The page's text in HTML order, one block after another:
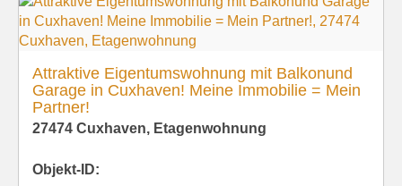
Attraktive Eigentumswohnung mit Balkonund
Garage in Cuxhaven! Meine Immobilie = Mein
Partner!
27474 Cuxhaven, Etagenwohnung
Objekt-ID: